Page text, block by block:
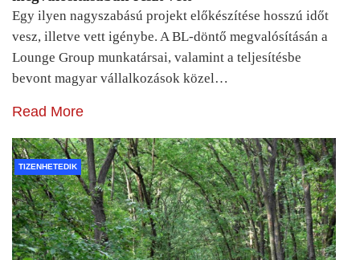
Egy ilyen nagyszabású projekt előkészítése hosszú időt
vesz, illetve vett igénybe. A BL-döntő megvalósításán a
Lounge Group munkatársai, valamint a teljesítésbe
bevont magyar vállalkozások közel…
Read More
TIZENHETEDIK